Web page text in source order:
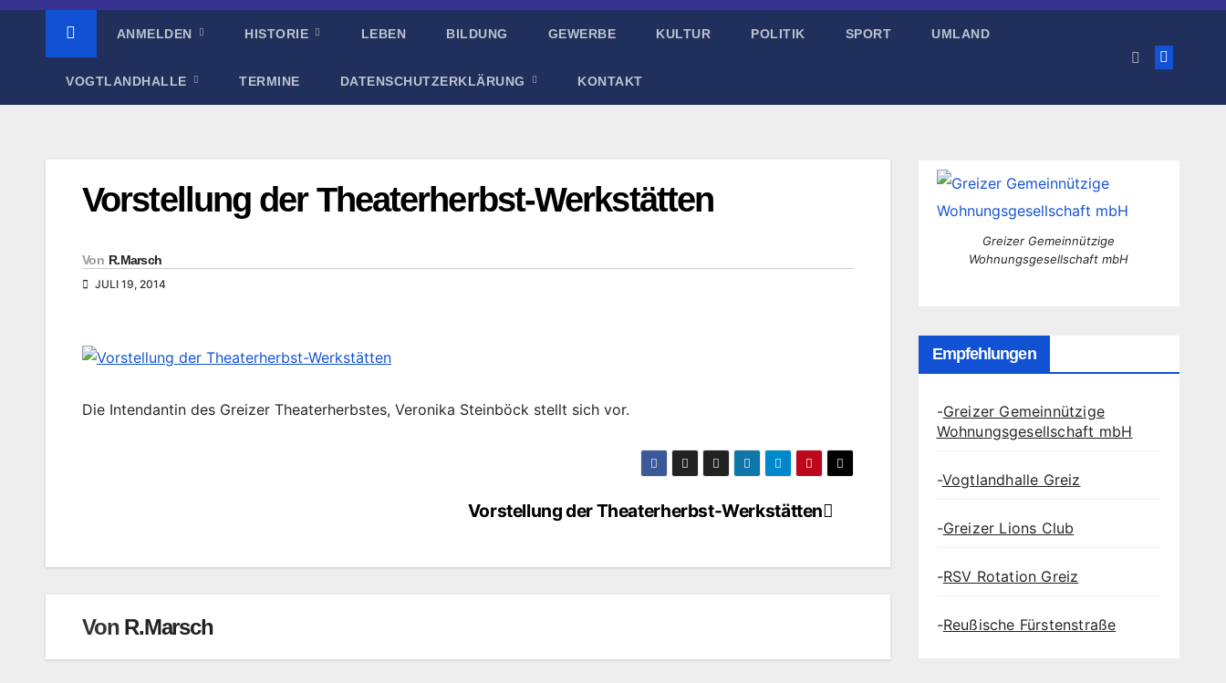
ANMELDEN HISTORIE LEBEN BILDUNG GEWERBE KULTUR POLITIK SPORT UMLAND
VOGTLANDHALLE TERMINE DATENSCHUTZERKLÄRUNG KONTAKT
Vorstellung der Theaterherbst-Werkstätten
Von R.Marsch
JULI 19, 2014
Die Intendantin des Greizer Theaterherbstes, Veronika Steinböck stellt sich vor.
Vorstellung der Theaterherbst-Werkstätten
Von R.Marsch
Greizer Gemeinnützige
Wohnungsgesellschaft mbH
Empfehlungen
-Greizer Gemeinnützige
Wohnungsgesellschaft mbH
-Vogtlandhalle Greiz
-Greizer Lions Club
-RSV Rotation Greiz
-Reußische Fürstenstraße